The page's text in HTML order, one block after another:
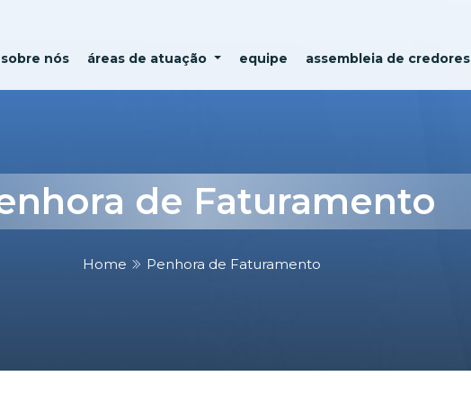
sobre nós áreas de atuação equipe assembleia de credores
de Faturamento
Home Penhora de Faturamento